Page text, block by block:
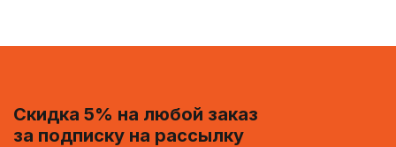
Скидка 5% на любой заказ
за подписку на рассылку